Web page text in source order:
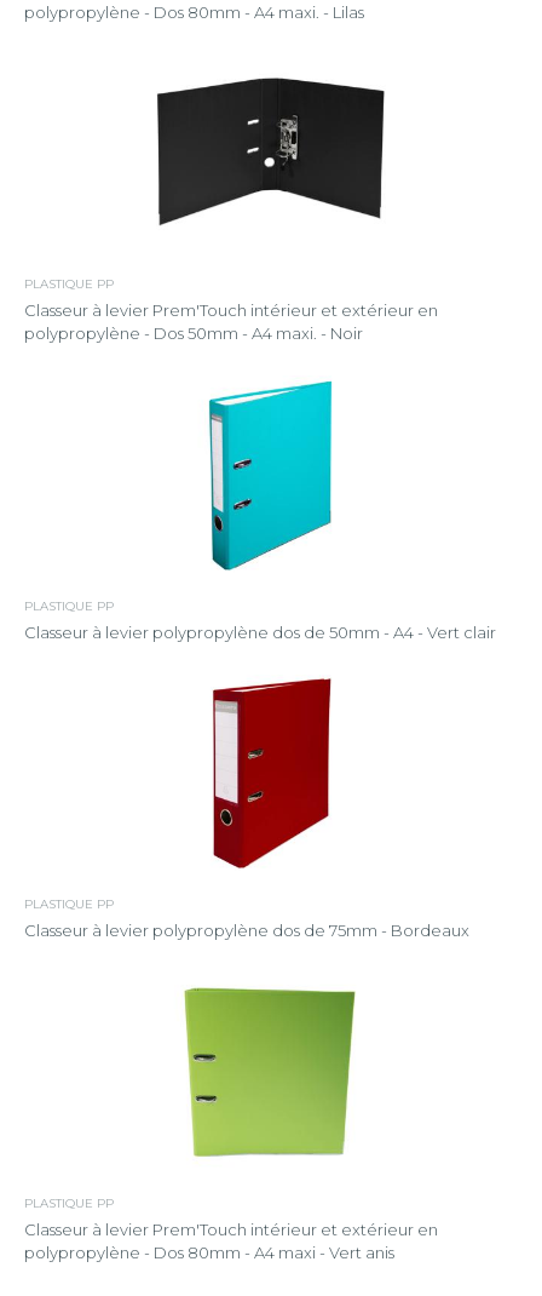
polypropylène - Dos 80mm - A4 maxi. - Lilas
PLASTIQUE PP
Classeur à levier Prem'Touch intérieur et extérieur en
polypropylène - Dos 50mm - A4 maxi. - Noir
PLASTIQUE PP
Classeur à levier polypropylène dos de 50mm - A4 - Vert clair
PLASTIQUE PP
Classeur à levier polypropylène dos de 75mm - Bordeaux
PLASTIQUE PP
Classeur à levier Prem'Touch intérieur et extérieur en
polypropylène - Dos 80mm - A4 maxi - Vert anis